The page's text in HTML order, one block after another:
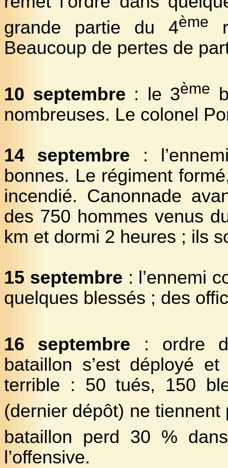
grande partie du 4ème
Beaucoup de pertes de
10 septembre : le 3ème
nombreuses. Le colonel
14 septembre :
bonnes. Le régiment
incendié. Canonnade
des 750 hommes venus
km et dormi 2 heures ; ils
15 septembre : l’ennemi
quelques blessés ; des
16 septembre : ordre
bataillon s’est déployé
terrible : 50 tués, 150
(dernier dépôt) ne
bataillon perd 30 %
l’offensive.